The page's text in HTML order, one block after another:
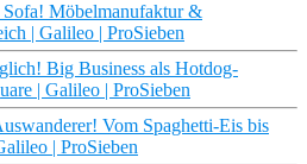
Möbelmanufaktur &
| Galileo | ProSieben
Big Business als Hotdog-
| Galileo | ProSieben
Vom Spaghetti-Eis bis
| ProSieben